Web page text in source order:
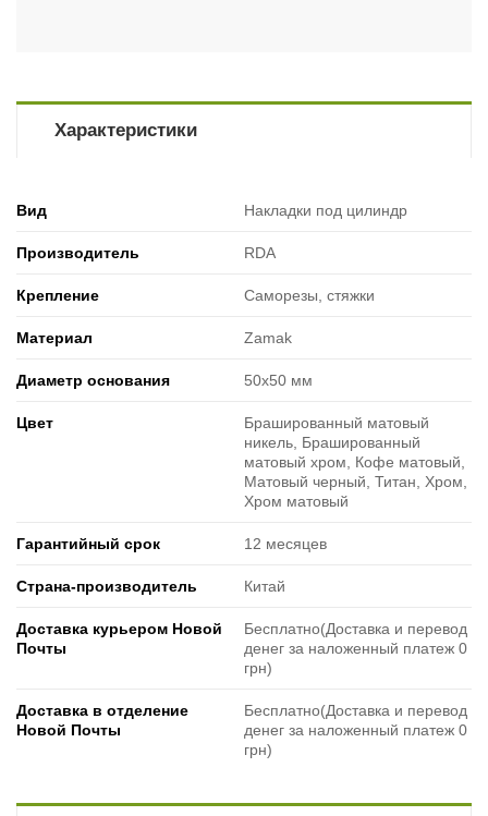
Характеристики
Вид Накладки под цилиндр
Производитель RDA
Крепление Саморезы, стяжки
Материал Zamak
Диаметр основания 50х50 мм
Цвет
Брашированный матовый
никель, Брашированный
матовый хром, Кофе матовый,
Матовый черный, Титан, Хром,
Хром матовый
Гарантийный срок 12 месяцев
Страна-производитель Китай
Доставка курьером Новой
Почты
Бесплатно(Доставка и перевод
денег за наложенный платеж 0
грн)
Доставка в отделение
Новой Почты
Бесплатно(Доставка и перевод
денег за наложенный платеж 0
грн)